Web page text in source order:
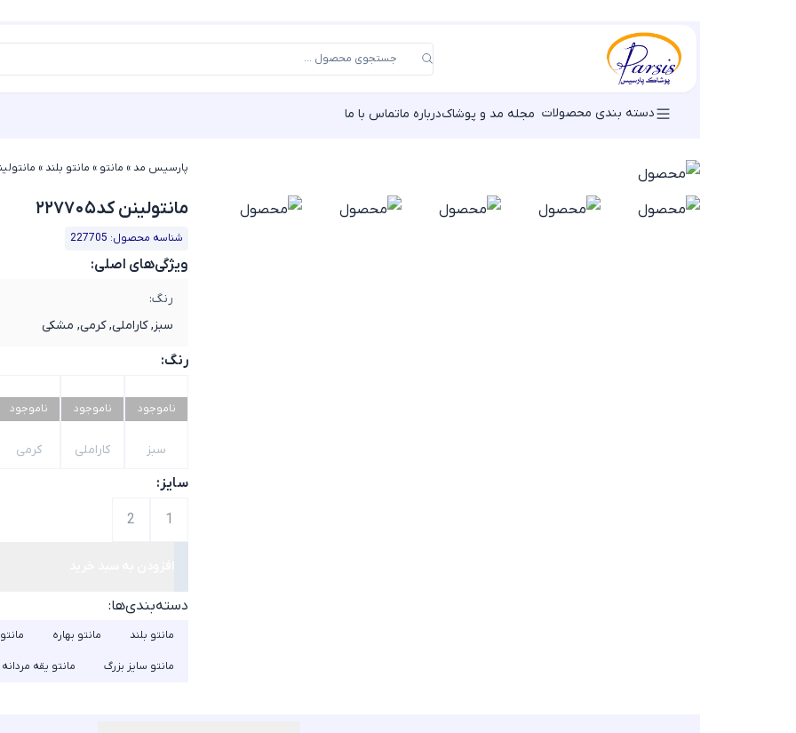
دسته بندی محصولات مجله مد و پوشاکدرباره ماتماس با ما
پارسیس مد» مانتو » مانتو بلند» مانتولینن
مانتولینن کد۲۲۷۷۰۵
شناسه محصول: 227705
ویژگی‌های اصلی:
رنگ:
سبز, کاراملی, کرمی, مشکی
رنگ:
ناموجود
سبز
ناموجود
کاراملی
ناموجود
کرمی
سایز:
1
2
دسته‌بندی‌ها:
مانتو بلند مانتو بهاره
مانتو سایز بزرگ مانتو یقه مردانه